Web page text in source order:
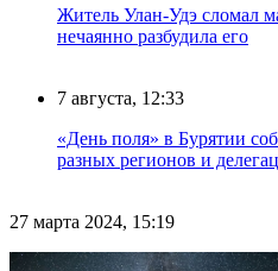
Житель Улан-Удэ сломал
нечаянно разбудила его
7 августа, 12:33
«День поля» в Бурятии
разных регионов и
27 марта 2024, 15:19